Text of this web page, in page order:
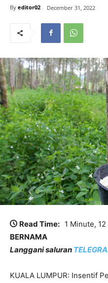
By editor02 December 31, 2022
Read Time: 1 Minute,
BERNAMA
Langgani saluran
KUALA LUMPUR: Insentif